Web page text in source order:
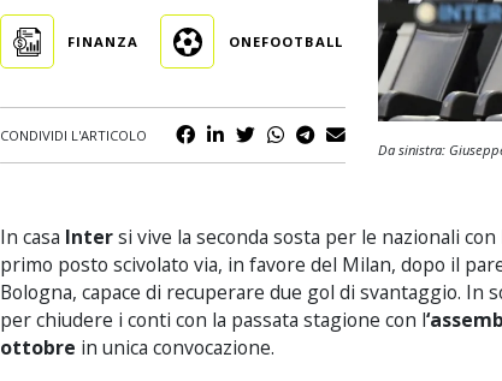
FINANZA ONEFOOTBALL
CONDIVIDI L'ARTICOLO
Da sinistra:
In casa Intersi vive la seconda sosta per le nazionali
primo posto scivolato via, in favore del Milan, dopo il
Bologna, capace di recuperare due gol di svantaggio. In
per chiudere i conti con la passata stagione con l
ottobre in unica convocazione.